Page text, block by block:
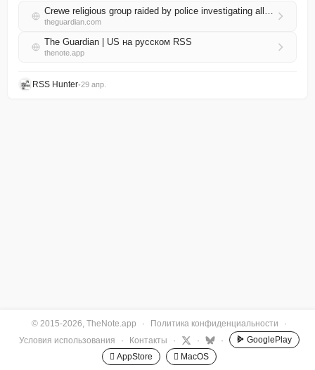
Crewe religious group raided by police investigating allegations of serious sexual offences
theguardian.com
The Guardian | US на русском RSS
thenote.app
RSS Hunter•29 апр.
© 2015-2026, TheNote.app · Политика конфиденциальности
·
Условия использования
· Контакты · · ·
GooglePlay
 AppStore
 MacOS